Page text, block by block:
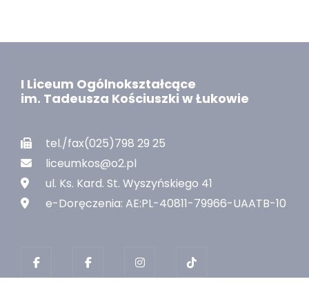
I Liceum Ogólnokształcące
im. Tadeusza Kościuszki w Łukowie
tel./fax(025)798 29 25
liceumkos@o2.pl
ul. Ks. Kard. St. Wyszyńskiego 41
e-Doręczenia: AE:PL-40811-79966-UAATB-10